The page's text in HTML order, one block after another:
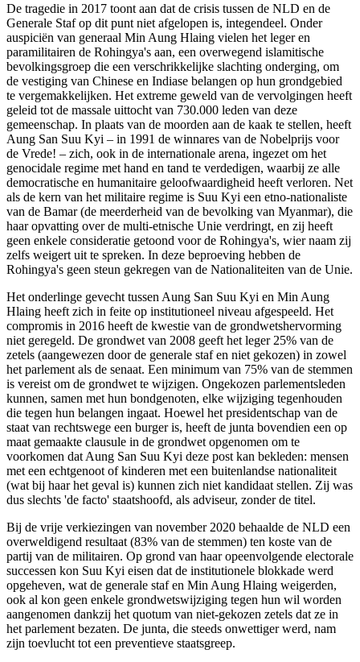
De tragedie in 2017 toont aan dat de crisis tussen de NLD en de
Generale Staf op dit punt niet afgelopen is, integendeel. Onder
auspiciën van generaal Min Aung Hlaing vielen het leger en
paramilitairen de Rohingya's aan, een overwegend islamitische
bevolkingsgroep die een verschrikkelijke slachting onderging, om
de vestiging van Chinese en Indiase belangen op hun grondgebied
te vergemakkelijken. Het extreme geweld van de vervolgingen heeft
geleid tot de massale uittocht van 730.000 leden van deze
gemeenschap. In plaats van de moorden aan de kaak te stellen, heeft
Aung San Suu Kyi – in 1991 de winnares van de Nobelprijs voor
de Vrede! – zich, ook in de internationale arena, ingezet om het
genocidale regime met hand en tand te verdedigen, waarbij ze alle
democratische en humanitaire geloofwaardigheid heeft verloren. Net
als de kern van het militaire regime is Suu Kyi een etno-nationaliste
van de Bamar (de meerderheid van de bevolking van Myanmar), die
haar opvatting over de multi-etnische Unie verdringt, en zij heeft
geen enkele consideratie getoond voor de Rohingya's, wier naam zij
zelfs weigert uit te spreken. In deze beproeving hebben de
Rohingya's geen steun gekregen van de Nationaliteiten van de Unie.
Het onderlinge gevecht tussen Aung San Suu Kyi en Min Aung
Hlaing heeft zich in feite op institutioneel niveau afgespeeld. Het
compromis in 2016 heeft de kwestie van de grondwetshervorming
niet geregeld. De grondwet van 2008 geeft het leger 25% van de
zetels (aangewezen door de generale staf en niet gekozen) in zowel
het parlement als de senaat. Een minimum van 75% van de stemmen
is vereist om de grondwet te wijzigen. Ongekozen parlementsleden
kunnen, samen met hun bondgenoten, elke wijziging tegenhouden
die tegen hun belangen ingaat. Hoewel het presidentschap van de
staat van rechtswege een burger is, heeft de junta bovendien een op
maat gemaakte clausule in de grondwet opgenomen om te
voorkomen dat Aung San Suu Kyi deze post kan bekleden: mensen
met een echtgenoot of kinderen met een buitenlandse nationaliteit
(wat bij haar het geval is) kunnen zich niet kandidaat stellen. Zij was
dus slechts 'de facto' staatshoofd, als adviseur, zonder de titel.
Bij de vrije verkiezingen van november 2020 behaalde de NLD een
overweldigend resultaat (83% van de stemmen) ten koste van de
partij van de militairen. Op grond van haar opeenvolgende electorale
successen kon Suu Kyi eisen dat de institutionele blokkade werd
opgeheven, wat de generale staf en Min Aung Hlaing weigerden,
ook al kon geen enkele grondwetswijziging tegen hun wil worden
aangenomen dankzij het quotum van niet-gekozen zetels dat ze in
het parlement bezaten. De junta, die steeds onwettiger werd, nam
zijn toevlucht tot een preventieve staatsgreep.